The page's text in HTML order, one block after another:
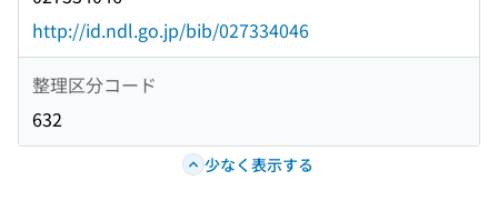
http://id.ndl.go.jp/bib/027334046
整理区分コード
632
少なく表示する